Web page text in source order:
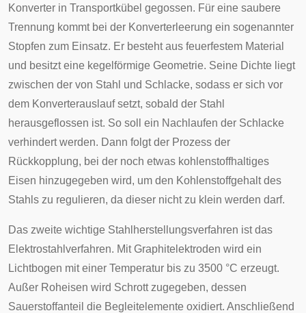
Konverter in Transportkübel gegossen. Für eine saubere
Trennung kommt bei der Konverterleerung ein sogenannter
Stopfen zum Einsatz. Er besteht aus feuerfestem Material
und besitzt eine kegelförmige Geometrie. Seine Dichte liegt
zwischen der von Stahl und Schlacke, sodass er sich vor
dem Konverterauslauf setzt, sobald der Stahl
herausgeflossen ist. So soll ein Nachlaufen der Schlacke
verhindert werden. Dann folgt der Prozess der
Rückkopplung, bei der noch etwas kohlenstoffhaltiges
Eisen hinzugegeben wird, um den Kohlenstoffgehalt des
Stahls zu regulieren, da dieser nicht zu klein werden darf.
Das zweite wichtige Stahlherstellungsverfahren ist das
Elektrostahlverfahren. Mit Graphitelektroden wird ein
Lichtbogen mit einer Temperatur bis zu 3500 °C erzeugt.
Außer Roheisen wird Schrott zugegeben, dessen
Sauerstoffanteil die Begleitelemente oxidiert. Anschließend